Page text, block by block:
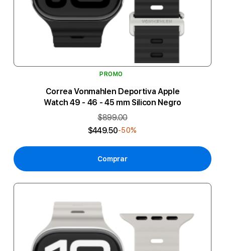
PROMO
Correa Vonmahlen Deportiva Apple
Watch 49 - 46 - 45 mm Silicon Negro
$899.00
$449.50-50%
Comprar